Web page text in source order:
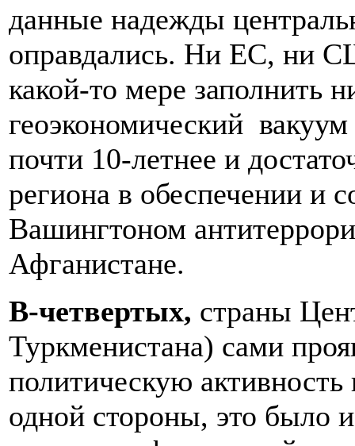
данные надежды
оправдались. Ни ЕС, ни
какой-то мере заполнить
геоэкономический
почти 10-летнее и
региона в обеспечении и
Вашингтоном
Афганистане.
В-четвертых, страны
Туркменистана) сами
политическую
одной стороны, это было